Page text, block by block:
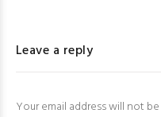
Leave a reply
Your email address will not